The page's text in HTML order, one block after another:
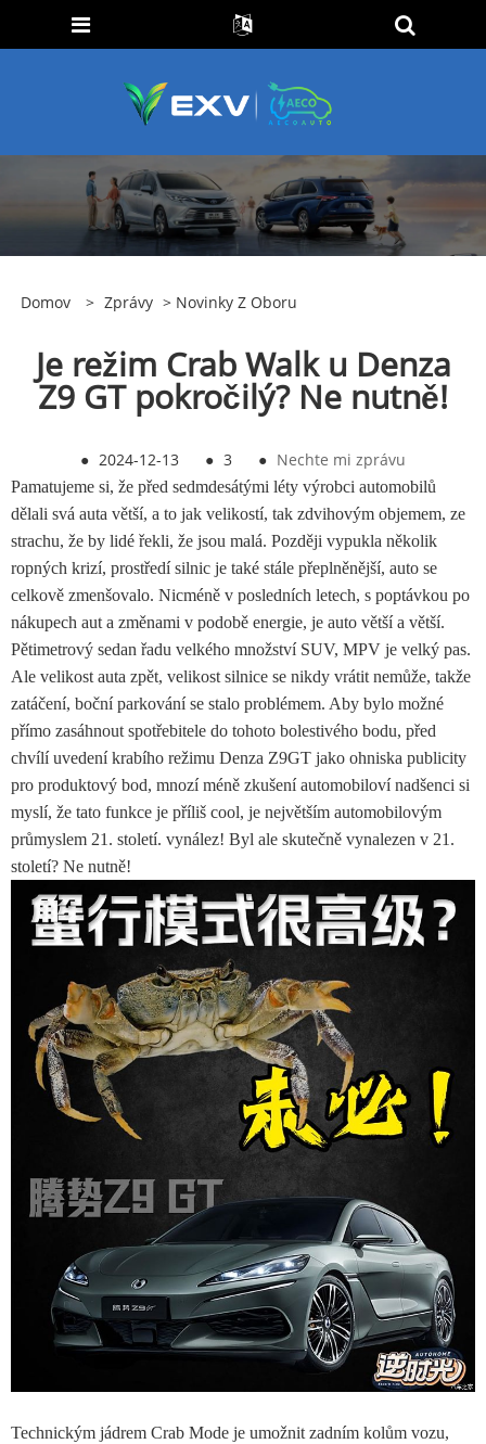
Domov > Zprávy > Novinky Z Oboru
Je režim Crab Walk u Denza
Z9 GT pokročilý? Ne nutně!
● 2024-12-13 ● 3 ● Nechte mi zprávu
Pamatujeme si, že před sedmdesátými léty výrobci automobilů
dělali svá auta větší, a to jak velikostí, tak zdvihovým objemem, ze
strachu, že by lidé řekli, že jsou malá. Později vypukla několik
ropných krizí, prostředí silnic je také stále přeplněnější, auto se
celkově zmenšovalo. Nicméně v posledních letech, s poptávkou po
nákupech aut a změnami v podobě energie, je auto větší a větší.
Pětimetrový sedan řadu velkého množství SUV, MPV je velký pas.
Ale velikost auta zpět, velikost silnice se nikdy vrátit nemůže, takže
zatáčení, boční parkování se stalo problémem. Aby bylo možné
přímo zasáhnout spotřebitele do tohoto bolestivého bodu, před
chvílí uvedení krabího režimu Denza Z9GT jako ohniska publicity
pro produktový bod, mnozí méně zkušení automobiloví nadšenci si
myslí, že tato funkce je příliš cool, je největším automobilovým
průmyslem 21. století. vynález! Byl ale skutečně vynalezen v 21.
století? Ne nutně!
Technickým jádrem Crab Mode je umožnit zadním kolům vozu,